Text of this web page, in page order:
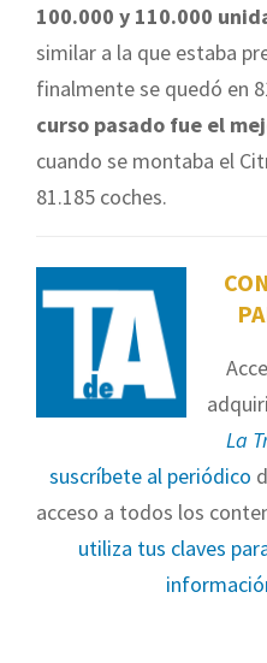
100.000 y 110.000
similar a la que estaba
finalmente se quedó en
curso pasado fue el
cuando se montaba el
81.185 coches.
La
suscríbete al periódico
acceso a todos los
utiliza tus claves